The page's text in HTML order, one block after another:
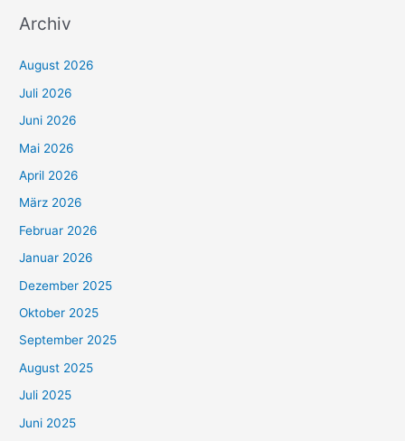
Archiv
August 2026
Juli 2026
Juni 2026
Mai 2026
April 2026
März 2026
Februar 2026
Januar 2026
Dezember 2025
Oktober 2025
September 2025
August 2025
Juli 2025
Juni 2025